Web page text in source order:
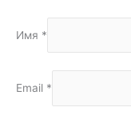
Имя *
Email *